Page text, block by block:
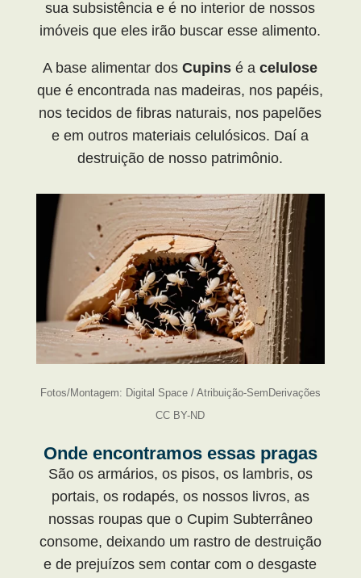
sua subsistência e é no interior de nossos
imóveis que eles irão buscar esse alimento.
A base alimentar dosCupins é acelulose
que é encontrada nas madeiras, nos papéis,
nos tecidos de fibras naturais, nos papelões
e em outros materiais celulósicos. Daí a
destruição de nosso patrimônio.
Fotos/Montagem: Digital Space / Atribuição-SemDerivações
CC BY-ND
Onde encontramos essas pragas
São os armários, os pisos, os lambris, os
portais, os rodapés, os nossos livros, as
nossas roupas que o Cupim Subterrâneo
consome, deixando um rastro de destruição
e de prejuízos sem contar com o desgaste